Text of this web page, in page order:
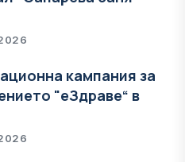
кампания за
"еЗдраве“ в